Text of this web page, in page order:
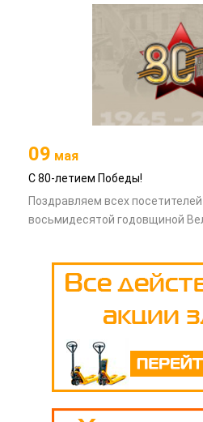
09 мая
С 80-летием Победы!
Поздравляем всех
восьмидесятой годовщиной